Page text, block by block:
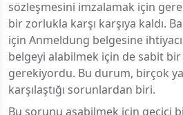
sözleşmesini imzalamak için
bir zorlukla karşı karşıya kaldı.
için Anmeldung belgesine
belgeyi alabilmek için de sabit
gerekiyordu. Bu durum, birçok
karşılaştığı sorunlardan biri.
Bu sorunu aşabilmek için geçici